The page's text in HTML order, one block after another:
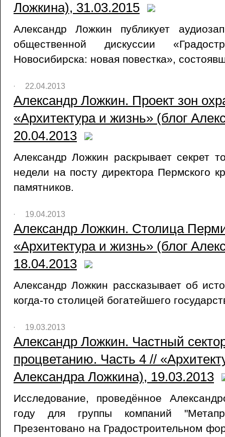
Ложкина), 31.03.2015
Александр Ложкин публикует
общественной дискуссии
Новосибирска: новая повестка»,
22.04.2013
Александр Ложкин. Проект зон
«Архитектура и жизнь» (блог
20.04.2013
Александр Ложкин раскрывает секрет
недели на посту директора Пермского
памятников.
19.04.2013
Александр Ложкин. Столица
«Архитектура и жизнь» (блог
18.04.2013
Александр Ложкин рассказывает об
когда-то столицей богатейшего
19.03.2013
Александр Ложкин. Частный
процветанию. Часть 4 //
Александра Ложкина), 19.03.2013
Исследование, проведённое
году для группы компаний
Презентовано на Градостроительном